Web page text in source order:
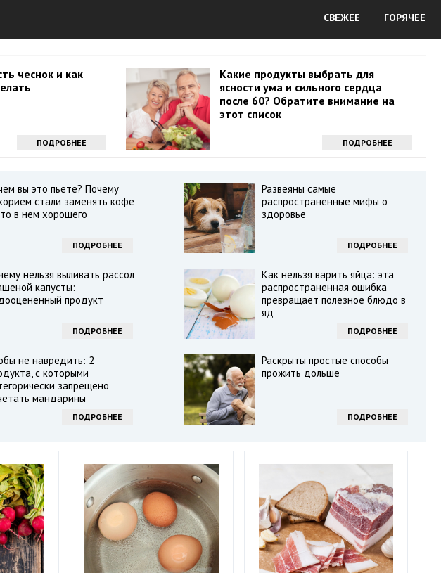
СВЕЖЕЕ ГОРЯЧЕЕ
чеснок и как
ПОДРОБНЕЕ
Какие продукты выбрать для
ясности ума и сильного сердца
после 60? Обратите внимание на
этот список
ПОДРОБНЕЕ
вы это пьете? Почему
стали заменять кофе
в нем хорошего
ПОДРОБНЕЕ
Развеяны самые
распространенные мифы о
здоровье
ПОДРОБНЕЕ
нельзя выливать рассол
капусты:
продукт
ПОДРОБНЕЕ
Как нельзя варить яйца: эта
распространенная ошибка
превращает полезное блюдо в
яд
ПОДРОБНЕЕ
не навредить: 2
с которыми
запрещено
мандарины
ПОДРОБНЕЕ
Раскрыты простые способы
прожить дольше
ПОДРОБНЕЕ